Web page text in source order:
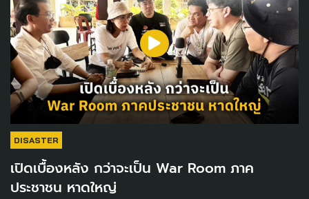
DISASTER
เปิดเบื้องหลัง กว่าจะเป็น War Room ภาค
ประชาชน หาดใหญ่